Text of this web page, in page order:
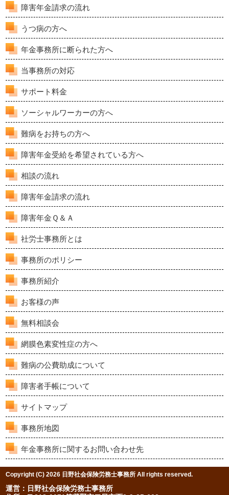
障害年金請求の流れ
うつ病の方へ
年金事務所に断られた方へ
当事務所の対応
サポート料金
ソーシャルワーカーの方へ
難病をお持ちの方へ
障害年金受給を希望されている方へ
相談の流れ
障害年金請求の流れ
障害年金Ｑ＆Ａ
社労士事務所とは
事務所のポリシー
事務所紹介
お客様の声
無料相談会
網膜色素変性症の方へ
難病の公費助成について
障害者手帳について
サイトマップ
事務所地図
年金事務所に関するお問い合わせ先
Copyright (C) 2026 日野社会保険労務士事務所 All rights reserved.
運営：日野社会保険労務士事務所